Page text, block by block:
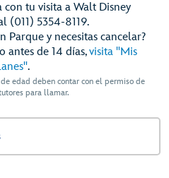
con tu visita a Walt Disney
(011) 5354-8119.
Parque y necesitas cancelar?
antes de 14 días,visita "Mis
.
edad deben contar con el permiso de
para llamar.